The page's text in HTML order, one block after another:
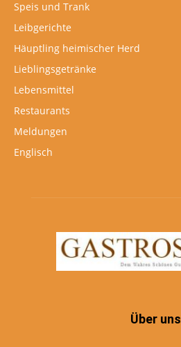
Speis und Trank
Leibgerichte
Häuptling heimischer Herd
Lieblingsgetränke
Lebensmittel
Restaurants
Meldungen
Englisch
Über uns